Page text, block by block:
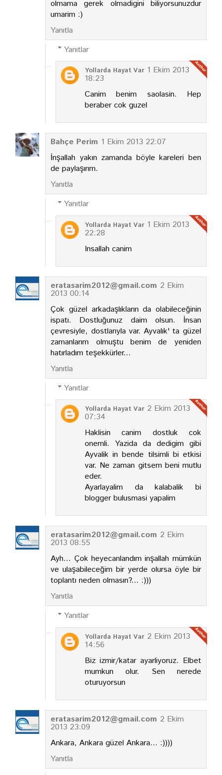
olmama gerek olmadigini biliyorsunuzdur
umarim :)
Yanıtla
Yanıtlar
Yollarda Hayat Var 1 Ekim 2013
18:23
Canim benim saolasin. Hep
beraber cok guzel
Bahçe Perim 1 Ekim 2013 22:07
İnşallah yakın zamanda böyle kareleri ben
de paylaşırım.
Yanıtla
Yanıtlar
Yollarda Hayat Var 1 Ekim 2013
22:28
Insallah canim
eratasarim2012@gmail.com 2 Ekim
2013 00:14
Çok güzel arkadaşlıkların da olabileceğinin
ispatı. Dostluğunuz daim olsun. İnsan
çevresiyle, dostlarıyla var. Ayvalık' ta güzel
zamanlarım olmuştu benim de yeniden
hatırladım teşekkürler...
Yanıtla
Yanıtlar
Yollarda Hayat Var 2 Ekim 2013
07:34
Haklisin canim dostluk cok
onemli. Yazida da dedigim gibi
Ayvalik in bende tilsimli bi etkisi
var. Ne zaman gitsem beni mutlu
eder.
Ayarlayalim da kalabalik bi
blogger bulusmasi yapalim
eratasarim2012@gmail.com 2 Ekim
2013 08:55
Ayh... Çok heyecanlandım inşallah mümkün
ve ulaşabileceğim bir yerde olursa öyle bir
toplantı neden olmasın?... :)))
Yanıtla
Yanıtlar
Yollarda Hayat Var 2 Ekim 2013
14:56
Biz izmir/katar ayarliyoruz. Elbet
mumkun olur. Sen nerede
oturuyorsun
eratasarim2012@gmail.com 2 Ekim
2013 23:09
Ankara, Ankara güzel Ankara... :))))
Yanıtla